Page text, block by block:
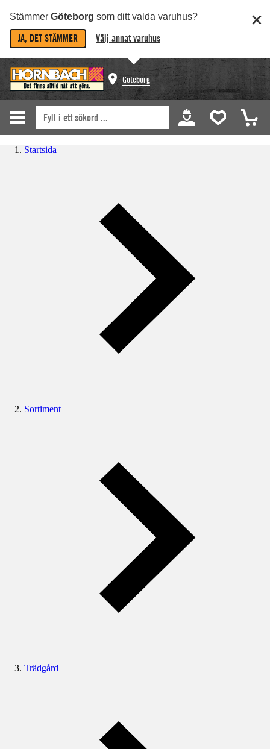
Stämmer Göteborg som ditt valda varuhus?
JA, DET STÄMMER Välj annat varuhus
Göteborg
Startsida
Sortiment
Trädgård